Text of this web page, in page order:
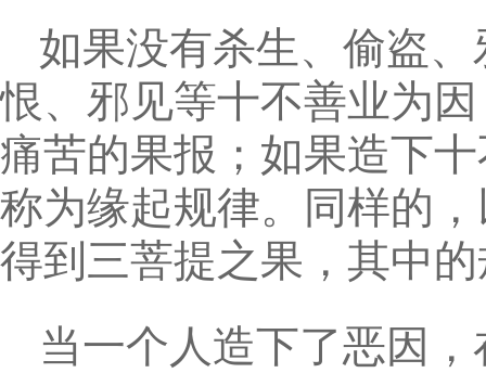
如果没有杀生、偷盗
恨、邪见等十不善业为
痛苦的果报；如果造下
称为缘起规律。同样的
得到三菩提之果，其中
当一个人造下了恶因